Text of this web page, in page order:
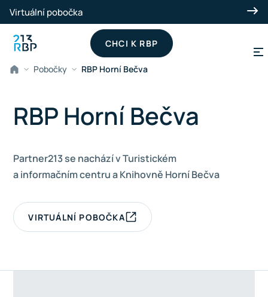
Přeskočit na hlavní obsah
Virtuální pobočka
CHCI K RBP
Pobočky RBP Horní Bečva
RBP Horní Bečva
Partner213 se nachází v Turistickém
a informačním centru a Knihovně Horní Bečva
VIRTUÁLNÍ POBOČKA